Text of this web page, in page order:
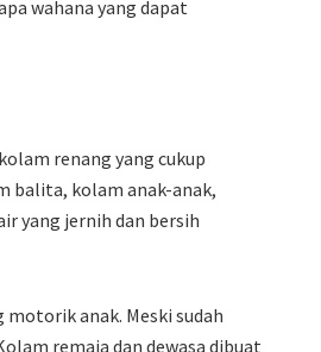
wahana yang dapat
renang yang cukup
balita, kolam anak-anak,
yang jernih dan bersih
anak. Meski sudah
remaja dan dewasa dibuat